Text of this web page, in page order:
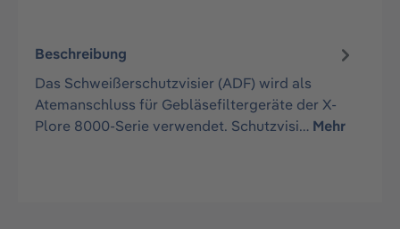
Beschreibung
Das Schweißerschutzvisier (ADF) wird als
Atemanschluss für Gebläsefiltergeräte der X-
Plore 8000-Serie verwendet. Schutzvisi… Mehr